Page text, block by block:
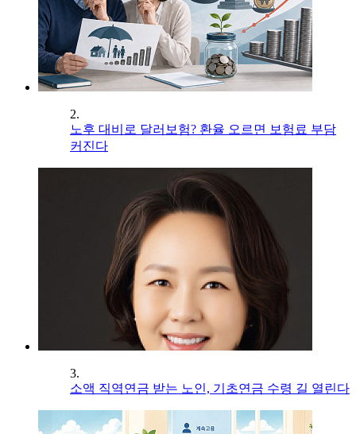
2.
노후 대비로 달러보험? 환율 오르면 보험료 부담
커진다
3.
소액 직역연금 받는 노인, 기초연금 수령 길 열린다